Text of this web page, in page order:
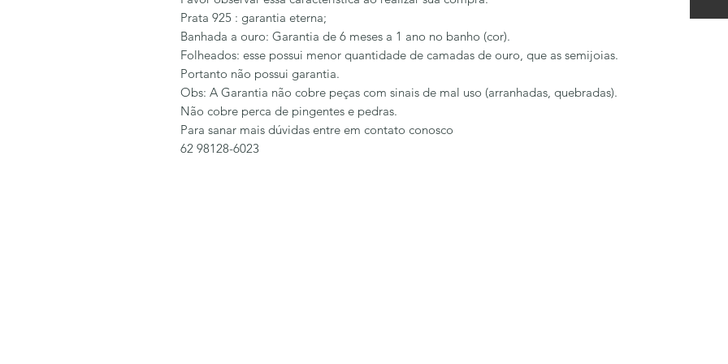
Prata 925 : garantia eterna;
Banhada a ouro: Garantia de 6 meses a 1 ano no banho (cor).
Folheados: esse possui menor quantidade de camadas de ouro, que as semijoias.
Portanto não possui garantia.
Obs: A Garantia não cobre peças com sinais de mal uso (arranhadas, quebradas).
Não cobre perca de pingentes e pedras.
Para sanar mais dúvidas entre em contato conosco
62 98128-6023